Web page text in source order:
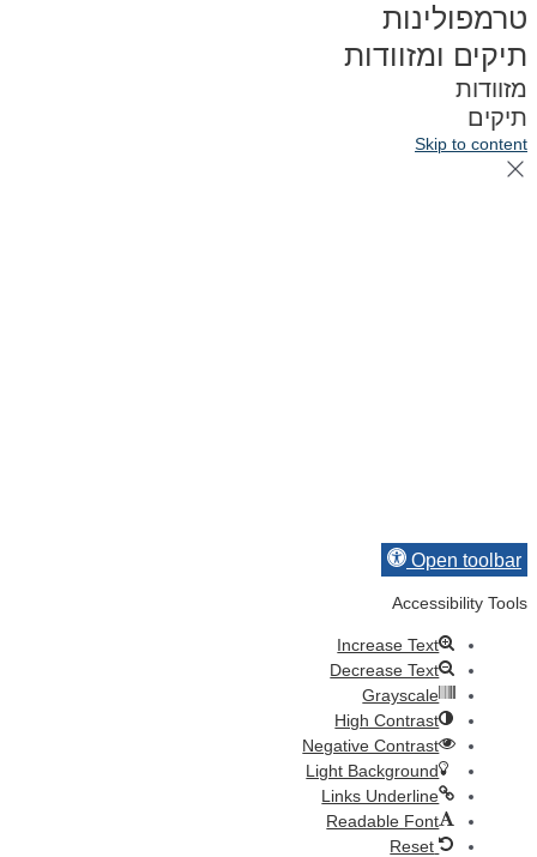
טרמפולינות
תיקים ומזוודות
מזוודות
תיקים
Skip to content
Open toolbar
Accessibility Tools
Increase Text
Decrease Text
Grayscale
High Contrast
Negative Contrast
Light Background
Links Underline
Readable Font
Reset